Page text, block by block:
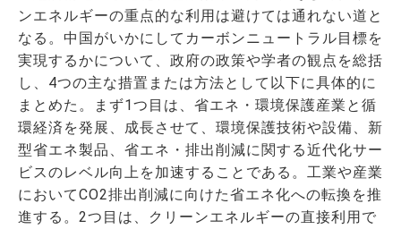
ンエネルギーの重点的な利用は避けては通れない道と
なる。中国がいかにしてカーボンニュートラル目標を
実現するかについて、政府の政策や学者の観点を総括
し、4つの主な措置または方法として以下に具体的に
まとめた。まず1つ目は、省エネ・環境保護産業と循
環経済を発展、成長させて、環境保護技術や設備、新
型省エネ製品、省エネ・排出削減に関する近代化サー
ビスのレベル向上を加速することである。工業や産業
においてCO2排出削減に向けた省エネ化への転換を推
進する。2つ目は、クリーンエネルギーの直接利用で